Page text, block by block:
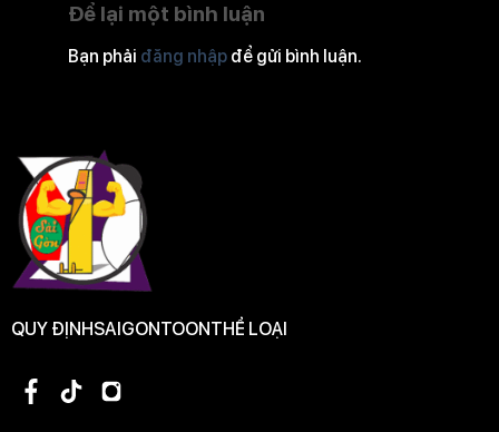
Để lại một bình luận
Bạn phải đăng nhậpđể gửi bình luận.
QUY ĐỊNHSAIGONTOONTHỂ LOẠI